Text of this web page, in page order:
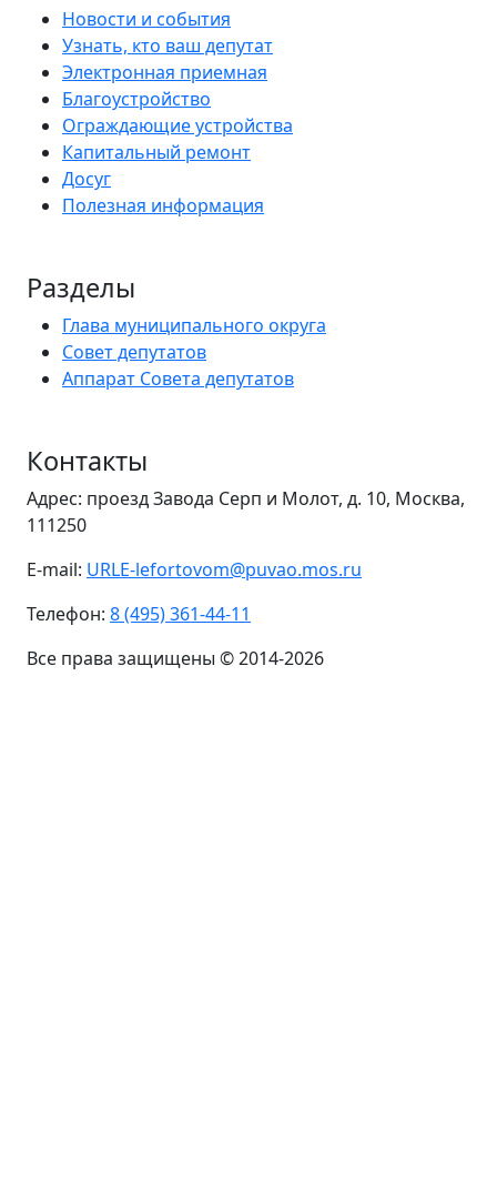
Новости и события
Узнать, кто ваш депутат
Электронная приемная
Благоустройство
Ограждающие устройства
Капитальный ремонт
Досуг
Полезная информация
Разделы
Глава муниципального округа
Совет депутатов
Аппарат Совета депутатов
Контакты
Адрес: проезд Завода Серп и Молот, д. 10, Москва,
111250
E-mail: URLE-lefortovom@puvao.mos.ru
Телефон: 8 (495) 361-44-11
Все права защищены © 2014-2026